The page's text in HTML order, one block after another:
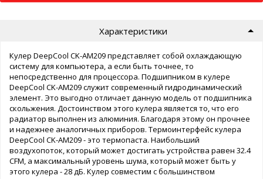
Характеристики
Кулер DeepCool CK-AM209 представляет собой охлаждающую
систему для компьютера, а если быть точнее, то
непосредственно для процессора. Подшипником в кулере
DeepCool CK-AM209 служит современный гидродинамический
элемент. Это выгодно отличает данную модель от подшипника
скольжения. Достоинством этого кулера является то, что его
радиатор выполнен из алюминия. Благодаря этому он прочнее
и надежнее аналогичных приборов. Термоинтерфейс кулера
DeepCool CK-AM209 - это термопаста. Наибольший
воздухопоток, который может достигать устройства равен 32.4
CFM, а максимальный уровень шума, который может быть у
этого кулера - 28 дБ. Кулер совместим с большинством